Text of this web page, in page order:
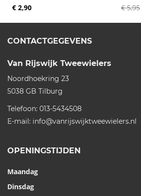
€ 2,90 € 5,95
CONTACTGEGEVENS
Van Rijswijk Tweewielers
Noordhoekring 23
5038 GB Tilburg
Telefoon: 013-5434508
E-mail: info@vanrijswijktweewielers.nl
OPENINGSTIJDEN
Maandag
Dinsdag